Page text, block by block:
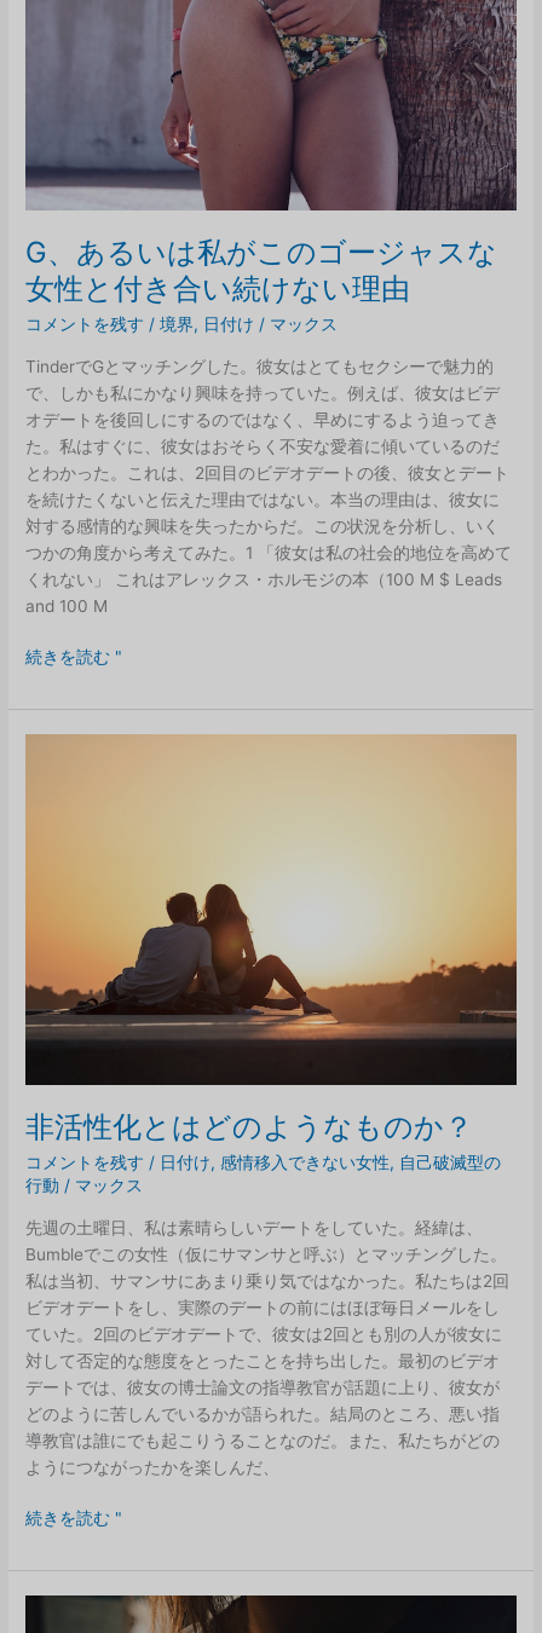
G、あるいは私がこのゴージャスな
女性と付き合い続けない理由
コメントを残す /境界, 日付け / マックス
TinderでGとマッチングした。彼女はとてもセクシーで魅力的
で、しかも私にかなり興味を持っていた。例えば、彼女はビデ
オデートを後回しにするのではなく、早めにするよう迫ってき
た。私はすぐに、彼女はおそらく不安な愛着に傾いているのだ
とわかった。これは、2回目のビデオデートの後、彼女とデート
を続けたくないと伝えた理由ではない。本当の理由は、彼女に
対する感情的な興味を失ったからだ。この状況を分析し、いく
つかの角度から考えてみた。1 「彼女は私の社会的地位を高めて
くれない」 これはアレックス・ホルモジの本（100 M $ Leads
and 100 M
G、
る
い
な
性
付
き
合
続
な
い
理
由
続きを読む "
非活性化とはどのようなものか？
コメントを残す / 日付け,感情移入できない女性, 自己破滅型の
行動 / マックス
先週の土曜日、私は素晴らしいデートをしていた。経緯は、
Bumbleでこの女性（仮にサマンサと呼ぶ）とマッチングした。
私は当初、サマンサにあまり乗り気ではなかった。私たちは2回
ビデオデートをし、実際のデートの前にはほぼ毎日メールをし
ていた。2回のビデオデートで、彼女は2回とも別の人が彼女に
対して否定的な態度をとったことを持ち出した。最初のビデオ
デートでは、彼女の博士論文の指導教官が話題に上り、彼女が
どのように苦しんでいるかが語られた。結局のところ、悪い指
導教官は誰にでも起こりうることなのだ。また、私たちがどの
ようにつながったかを楽しんだ、
非
性
化
続きを読む "